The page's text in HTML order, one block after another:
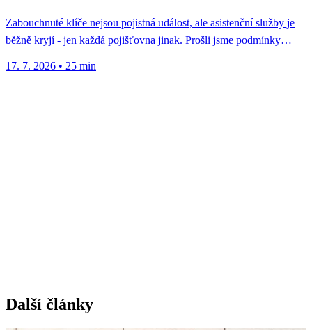
Zabouchnuté klíče nejsou pojistná událost, ale asistenční služby je
běžně kryjí - jen každá pojišťovna jinak. Prošli jsme podmínky
17. 7. 2026 • 25 min
Další články